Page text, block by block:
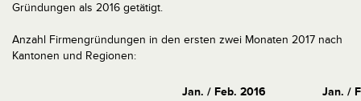
Gründungen als 2016 getätigt.
Anzahl Firmengründungen in den ersten zwei Monaten 2017 nach
Kantonen und Regionen:
Jan. / Feb. 2016
Jan. /